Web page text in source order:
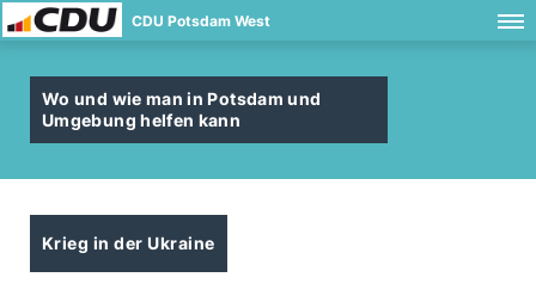
CDU Potsdam West
Wo und wie man in Potsdam und
Umgebung helfen kann
Krieg in der Ukraine